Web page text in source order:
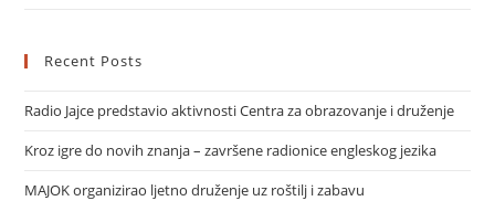
Recent Posts
Radio Jajce predstavio aktivnosti Centra za obrazovanje i druženje
Kroz igre do novih znanja – završene radionice engleskog jezika
MAJOK organizirao ljetno druženje uz roštilj i zabavu